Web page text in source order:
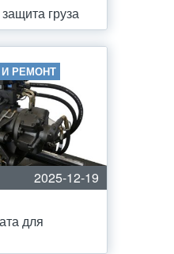
груза
РЕМОНТ
2025-12-19
для